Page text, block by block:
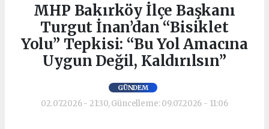
MHP Bakırköy İlçe Başkanı
Turgut İnan’dan “Bisiklet
Yolu” Tepkisi: “Bu Yol Amacına
Uygun Değil, Kaldırılsın”
GÜNDEM
02.07.2026 - 21:30, Güncelleme: 09.07.2026 - 11:06